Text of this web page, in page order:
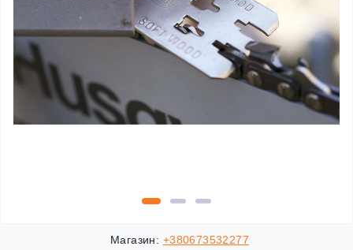
Магазин: +380673532277